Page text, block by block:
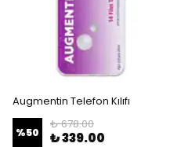
Augmentin Telefon Kılıfı
%50
₺ 678.00
₺ 339.00